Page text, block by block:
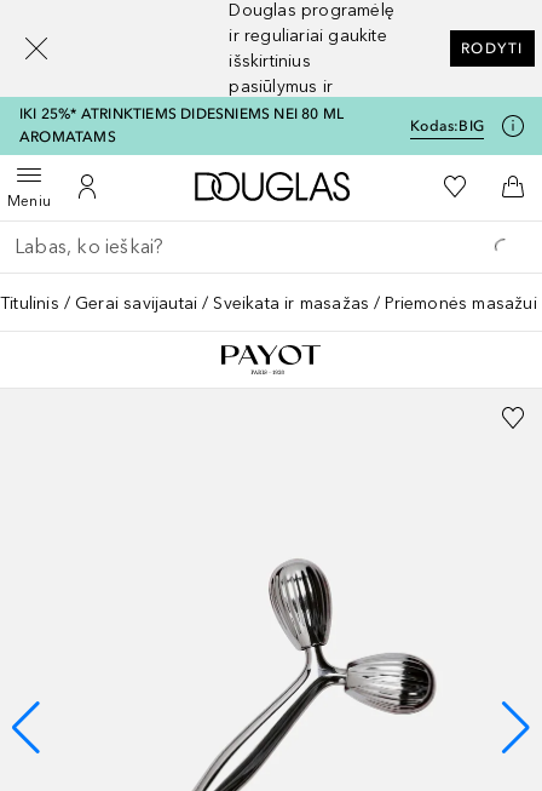
Douglas programėlę
ir reguliariai gaukite
išskirtinius
pasiūlymus ir
nuolaidas
RODYTI
IKI 25%* ATRINKTIEMS DIDESNIEMS NEI 80 ML
AROMATAMS
Kodas:BIG
MeniuAtidaryti meniuĮ mano paskyrą
Į Douglas pagrindinį
Į mano
Į
Grįžk atgal
Vykdykite paiešką
Titulinis Gerai savijautai Sveikata ir masažas Priemonės masažui
[navigation.slideout.screenreader]